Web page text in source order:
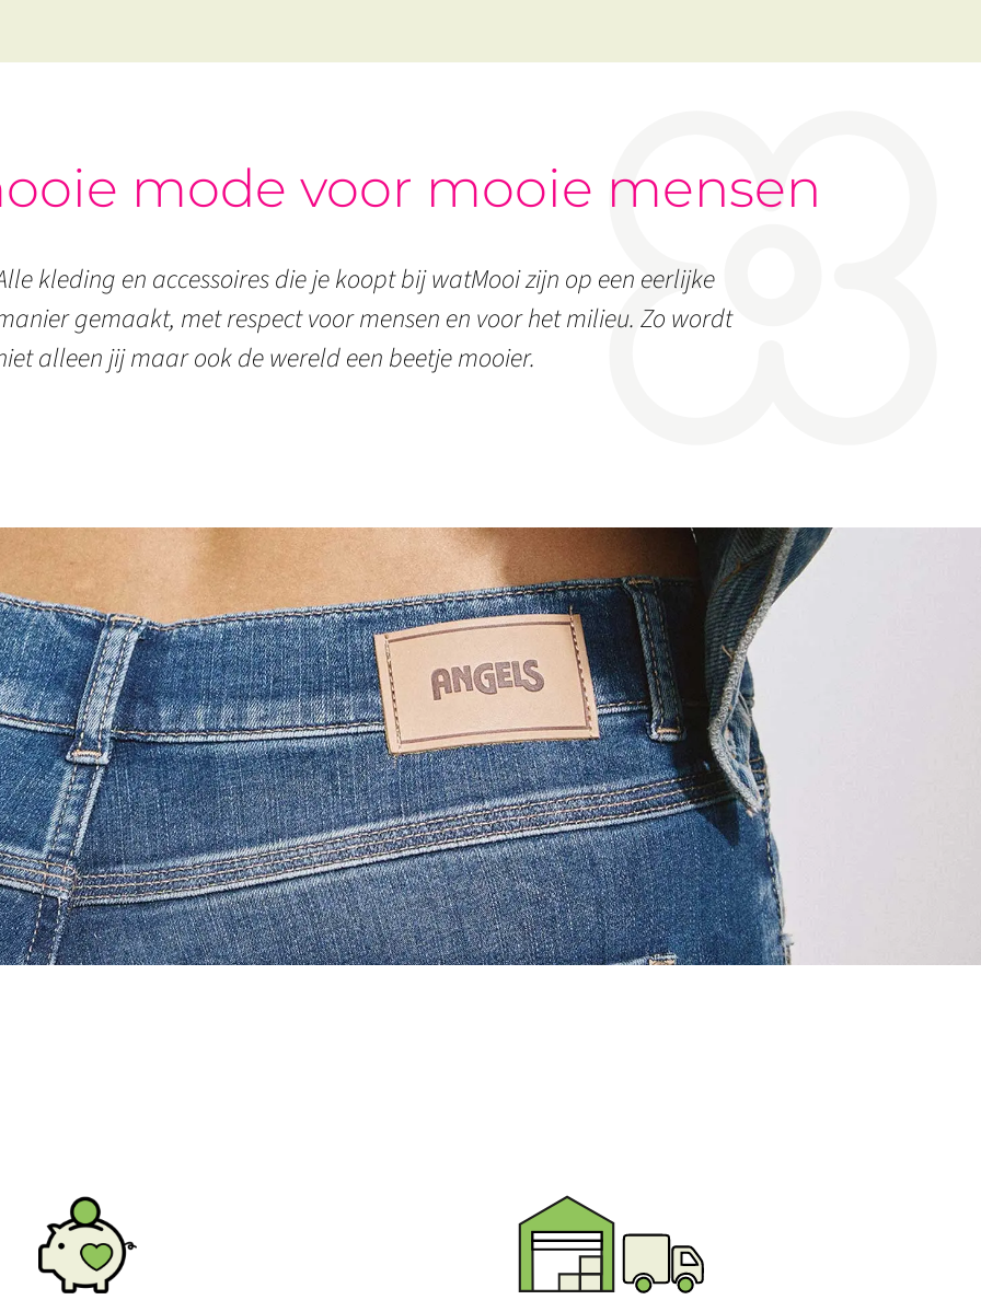
mode voor mooie mensen
kleding en accessoires die je koopt bij watMooi zijn op een eerlijke
gemaakt, met respect voor mensen en voor het milieu. Zo wordt
alleen jij maar ook de wereld een beetje mooier.